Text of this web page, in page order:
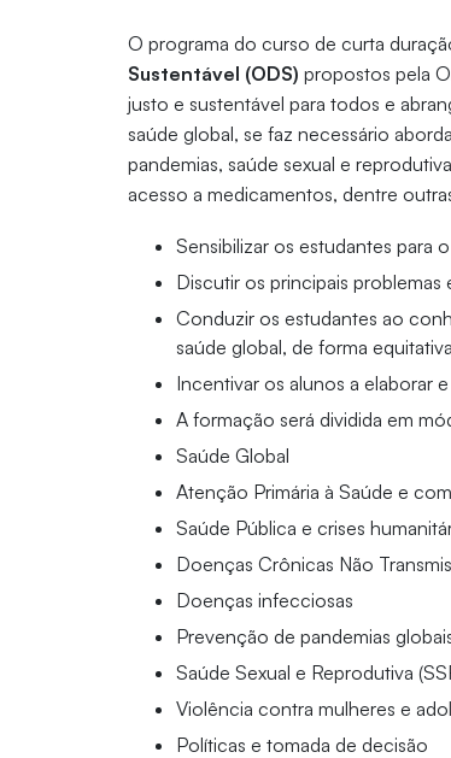
O programa do curso de curta
Sustentável (ODS) propostos pela
justo e sustentável para todos e
saúde global, se faz necessário
pandemias, saúde sexual e
acesso a medicamentos, dentre
Sensibilizar os estudantes para
Discutir os principais
Conduzir os estudantes ao
saúde global, de forma
Incentivar os alunos a elaborar
A formação será dividida em
Saúde Global
Atenção Primária à Saúde e
Saúde Pública e crises
Doenças Crônicas Não
Doenças infecciosas
Prevenção de pandemias
Saúde Sexual e Reprodutiva
Violência contra mulheres e
Políticas e tomada de decisão